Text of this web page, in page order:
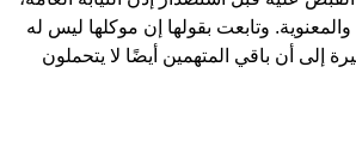
وتابعت بقولها إن موكلها ليس له
إلى أن باقي المتهمين أيضًا لا يتحملون